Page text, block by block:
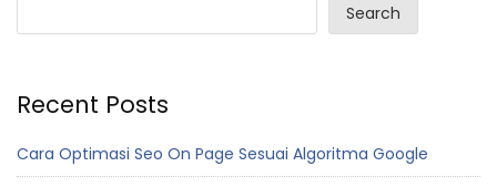
Search
Recent Posts
Cara Optimasi Seo On Page Sesuai Algoritma Google